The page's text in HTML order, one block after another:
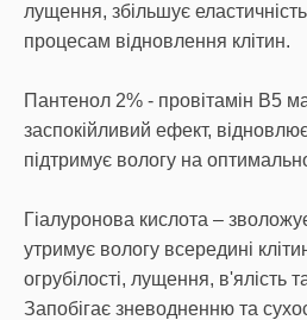
лущення, збільшує
процесам відновлення клітин.
Пантенол 2% - провітамін В5
заспокійливий ефект,
підтримує вологу на
Гіалуронова кислота –
утримує вологу всередині
огрубілості, лущення, в'ялість
Запобігає зневодненню та